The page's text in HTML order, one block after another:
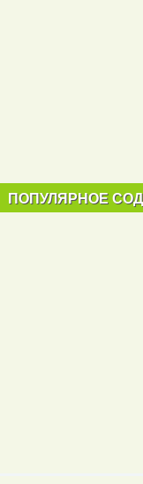
ПОПУЛЯРНОЕ